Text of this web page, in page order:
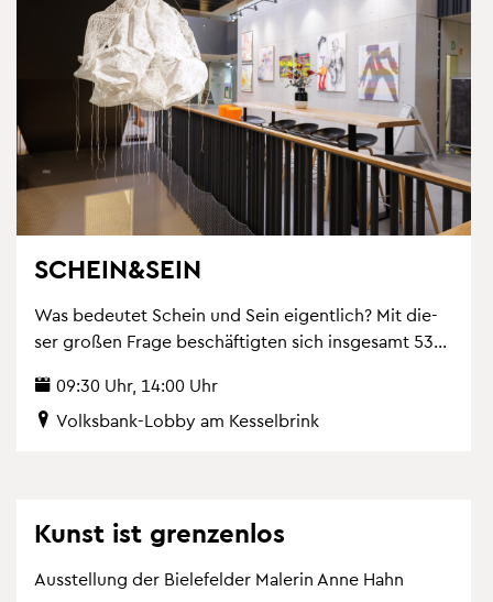
SCHEIN&SEIN
Was be­deu­tet Schein und Sein ei­gent­lich? Mit die­
ser gro­ßen Frage be­schäf­tig­ten sich ins­ge­samt 53...
09:30 Uhr, 14:00 Uhr
Volks­bank-Lobby am Kes­sel­brink
Kunst ist gren­zen­los
Aus­stel­lung der Bie­le­fel­der Ma­le­rin Anne Hahn